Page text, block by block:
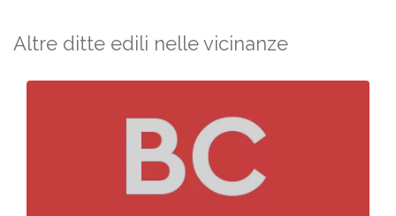
Altre ditte edili nelle vicinanze